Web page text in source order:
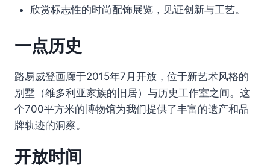
欣赏标志性的时尚配饰展览，见证创新与工艺。
一点历史
路易威登画廊于2015年7月开放，位于新艺术风格的
别墅（维多利亚家族的旧居）与历史工作室之间。这
个700平方米的博物馆为我们提供了丰富的遗产和品
牌轨迹的洞察。
开放时间